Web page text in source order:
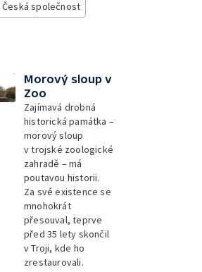
Česká společnost
Morový sloup v
Zoo
Zajímavá drobná
historická památka –
morový sloup
v trojské zoologické
zahradě – má
poutavou historii.
Za své existence se
mnohokrát
přesouval, teprve
před 35 lety skončil
v Troji, kde ho
zrestaurovali.